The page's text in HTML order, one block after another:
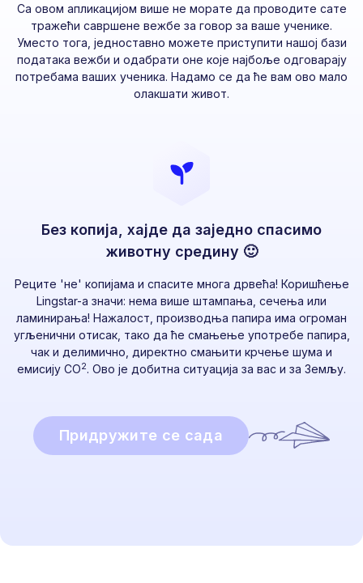
Са овом апликацијом више не морате да проводите сате
тражећи савршене вежбе за говор за ваше ученике.
Уместо тога, једноставно можете приступити нашој бази
података вежби и одабрати оне које најбоље одговарају
потребама ваших ученика. Надамо се да ће вам ово мало
олакшати живот.
Без копија, хајде да заједно спасимо
животну средину 🙂
Реците 'не' копијама и спасите многа дрвећа! Коришћење
Lingstar-а значи: нема више штампања, сечења или
ламинирања! Нажалост, производња папира има огроман
угљенични отисак, тако да ће смањење употребе папира,
чак и делимично, директно смањити крчење шума и
емисију CO2. Ово је добитна ситуација за вас и за Земљу.
Придружите се сада